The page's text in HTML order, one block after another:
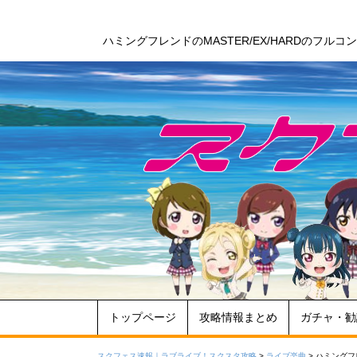
ハミングフレンドのMASTER/EX/HARDのフルコ
トップページ 攻略情報まとめ ガチャ・